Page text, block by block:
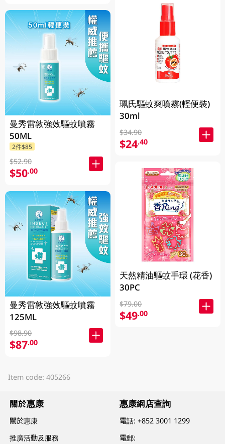
曼秀雷敦強效驅蚊噴霧
50ML
2件$85
$52.90
$50.00
曼秀雷敦強效驅蚊噴霧
125ML
$98.90
$87.00
珮氏驅蚊爽噴霧(輕便裝)
30ml
$34.90
$24.40
天然精油驅蚊手環 (花香)
30PC
$79.00
$49.00
Item code: 405266
關於惠康
關於惠康
推廣活動及服務
惠康網店查詢
電話:+852 3001 1299
電郵: